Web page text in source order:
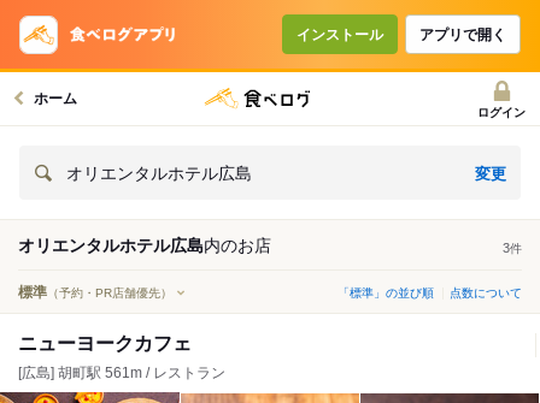
インストール アプリで開く
ホーム
ログイン
オリエンタルホテル広島 変更
オリエンタルホテル広島内のお店 3件
標準 （予約・PR店舗優先） 「標準」の並び順 点数について
ニューヨークカフェ
[広島] 胡町駅 561m / レストラン